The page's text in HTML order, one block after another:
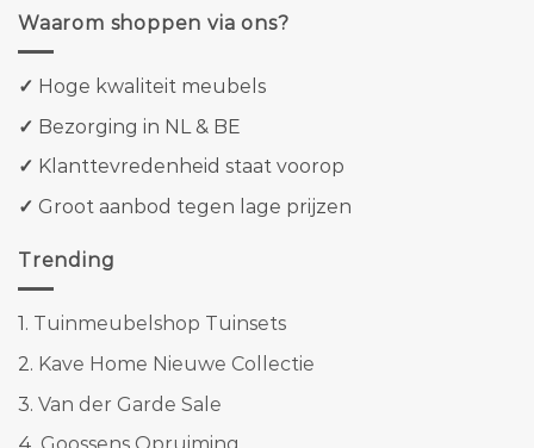
Waarom shoppen via ons?
✓ Hoge kwaliteit meubels
✓ Bezorging in NL & BE
✓ Klanttevredenheid staat voorop
✓ Groot aanbod tegen lage prijzen
Trending
1. Tuinmeubelshop Tuinsets
2. Kave Home Nieuwe Collectie
3. Van der Garde Sale